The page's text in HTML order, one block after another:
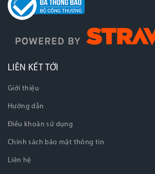
LIÊN KẾT TỚI
Giới thiệu
Hướng dẫn
Điều khoản sử dụng
Chính sách bảo mật thông tin
Liên hệ